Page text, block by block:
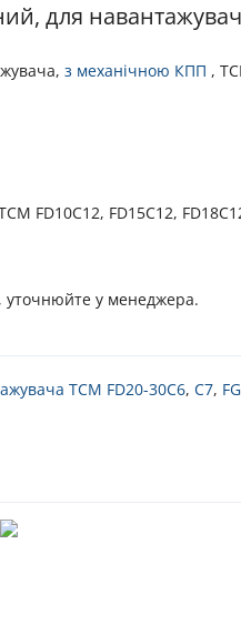
навантажувача
з механічною КПП ,
FD10C12, FD15C12,
уточнюйте у менеджера.
TCM FD20-30C6, C7,